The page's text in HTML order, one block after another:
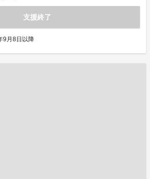
支援終了
9月8日以降